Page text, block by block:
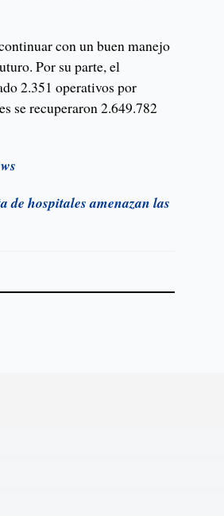
con un buen manejo
Por su parte, el
2.351 operativos por
se recuperaron 2.649.782
de hospitales amenazan las